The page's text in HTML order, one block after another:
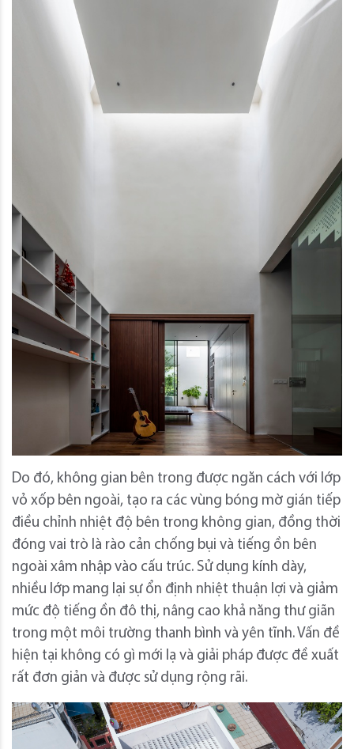
Do đó, không gian bên trong được ngăn cách với lớp
vỏ xốp bên ngoài, tạo ra các vùng bóng mờ gián tiếp
điều chỉnh nhiệt độ bên trong không gian, đồng thời
đóng vai trò là rào cản chống bụi và tiếng ồn bên
ngoài xâm nhập vào cấu trúc. Sử dụng kính dày,
nhiều lớp mang lại sự ổn định nhiệt thuận lợi và giảm
mức độ tiếng ồn đô thị, nâng cao khả năng thư giãn
trong một môi trường thanh bình và yên tĩnh. Vấn đề
hiện tại không có gì mới lạ và giải pháp được đề xuất
rất đơn giản và được sử dụng rộng rãi.